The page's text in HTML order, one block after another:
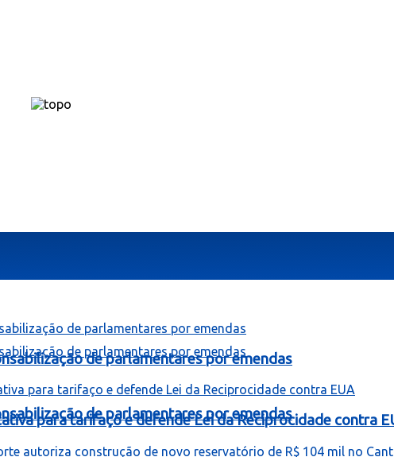
de parlamentares por emendas
de parlamentares por emendas
para tarifaço e defende Lei da Reciprocidade contra